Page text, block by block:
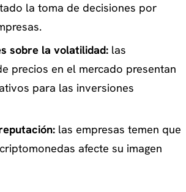
la toma de decisiones por
sobre la volatilidad:las
precios en el mercado presentan
para las inversiones
las empresas temen que
afecte su imagen